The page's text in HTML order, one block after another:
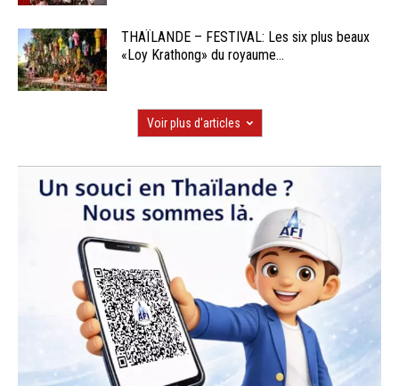
THAÏLANDE – FESTIVAL: Les six plus beaux
«Loy Krathong» du royaume...
Voir plus d'articles